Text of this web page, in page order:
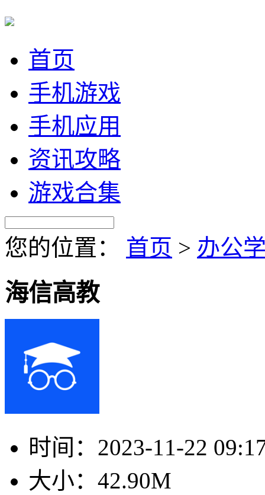
首页
手机游戏
手机应用
资讯攻略
游戏合集
您的位置： 首页 > 办公
海信高教
时间： 2023-11-22
大小： 42.90M